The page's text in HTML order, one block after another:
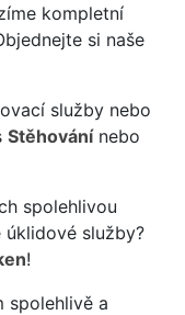
kompletní
si naše
služby nebo
Stěhovánínebo
spolehlivou
služby?
!
spolehlivě a